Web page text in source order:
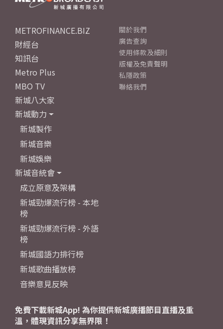
METROFINANCE.BIZ
財經台
知訊台
Metro Plus
MBO TV
新城八大家
新城動力
新城製作
新城音樂
新城娛樂
新城音統會
成立原意及架構
新城勁爆流行榜 - 本地
榜
新城勁爆流行榜 - 外語
榜
新城國語力排行榜
新城歌曲播放榜
音樂意見反映
關於我們
廣告查詢
使用條款及細則
版權及免責聲明
私隱政策
聯絡我們
免費下載新城App! 為你提供新城廣播節目直播及重
溫，體現資訊分享無界限！